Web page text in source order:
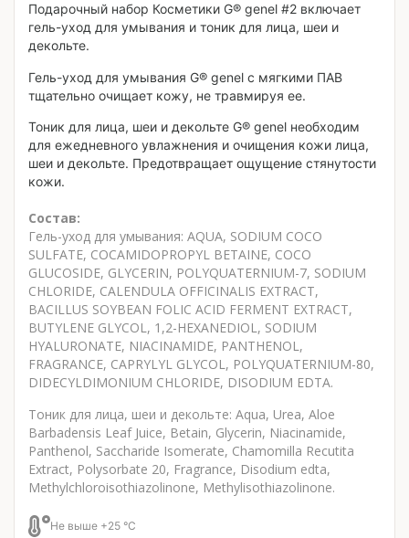
Подарочный набор Косметики G® genel #2 включает
гель-уход для умывания и тоник для лица, шеи и
декольте.
Гель-уход для умывания G® genel с мягкими ПАВ
тщательно очищает кожу, не травмируя ее.
Тоник для лица, шеи и декольте G® genel необходим
для ежедневного увлажнения и очищения кожи лица,
шеи и декольте. Предотвращает ощущение стянутости
кожи.
Состав:
Гель-уход для умывания: AQUA, SODIUM COCO
SULFATE, COCAMIDOPROPYL BETAINE, COCO
GLUCOSIDE, GLYCERIN, POLYQUATERNIUM-7, SODIUM
CHLORIDE, CALENDULA OFFICINALIS EXTRACT,
BACILLUS SOYBEAN FOLIC ACID FERMENT EXTRACT,
BUTYLENE GLYCOL, 1,2-HEXANEDIOL, SODIUM
HYALURONATE, NIACINAMIDE, PANTHENOL,
FRAGRANCE, CAPRYLYL GLYCOL, POLYQUATERNIUM-80,
DIDECYLDIMONIUM CHLORIDE, DISODIUM EDTA.
Тоник для лица, шеи и декольте: Aqua, Urea, Aloe
Barbadensis Leaf Juice, Betain, Glycerin, Niacinamide,
Panthenol, Saccharide Isomerate, Chamomilla Recutita
Extract, Polysorbate 20, Fragrance, Disodium edta,
Methylchloroisothiazolinone, Methylisothiazolinone.
Не выше +25 °C